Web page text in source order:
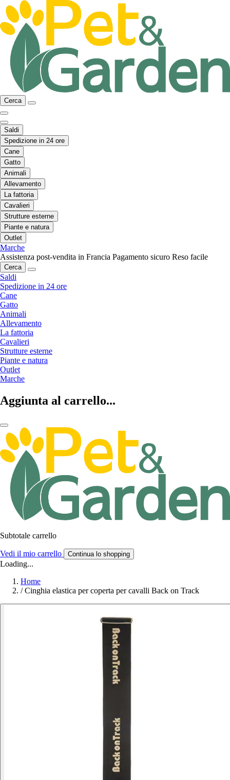
Cerca
Saldi
Spedizione in 24 ore
Cane
Gatto
Animali
Allevamento
La fattoria
Cavalieri
Strutture esterne
Piante e natura
Outlet
Marche
Assistenza post-vendita in Francia Pagamento sicuro Reso facile
Cerca
Saldi
Spedizione in 24 ore
Cane
Gatto
Animali
Allevamento
La fattoria
Cavalieri
Strutture esterne
Piante e natura
Outlet
Marche
Aggiunta al carrello...
Subtotale carrello
Vedi il mio carrello Continua lo shopping
Loading...
Home
/ Cinghia elastica per coperta per cavalli Back on Track